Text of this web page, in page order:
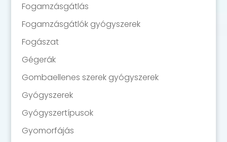
Fogamzásgátlás
Fogamzásgátlók gyógyszerek
Fogászat
Gégerák
Gombaellenes szerek gyógyszerek
Gyógyszerek
Gyógyszertípusok
Gyomorfájás